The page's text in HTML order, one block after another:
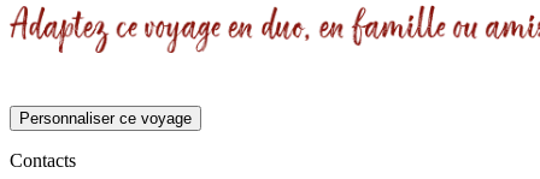
Personnaliser ce voyage
Contacts